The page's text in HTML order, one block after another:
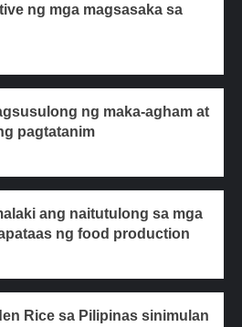
ng mga magsasaka sa
ng maka-agham at
pagtatanim
ang naitutulong sa mga
ng food production
Rice sa Pilipinas sinimulan